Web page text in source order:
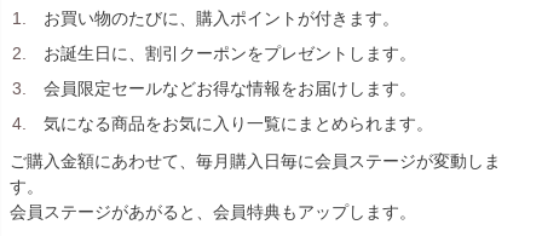
お買い物のたびに、購入ポイントが付きます。
お誕生日に、割引クーポンをプレゼントします。
会員限定セールなどお得な情報をお届けします。
気になる商品をお気に入り一覧にまとめられます。
ご購入金額にあわせて、毎月購入日毎に会員ステージが変動しま
す。
会員ステージがあがると、会員特典もアップします。